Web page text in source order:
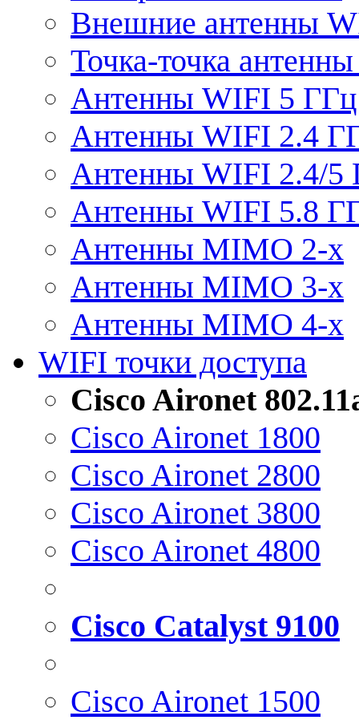
Внешние антенны
Точка-точка
Антенны WIFI 5 ГГц
Антенны WIFI 2.4
Антенны WIFI 2.4/5
Антенны WIFI 5.8
Антенны MIMO 2-x
Антенны MIMO 3-x
Антенны MIMO 4-x
WIFI точки доступа
Cisco Aironet
Cisco Aironet 1800
Cisco Aironet 2800
Cisco Aironet 3800
Cisco Aironet 4800
Cisco Catalyst 9100
Cisco Aironet 1500